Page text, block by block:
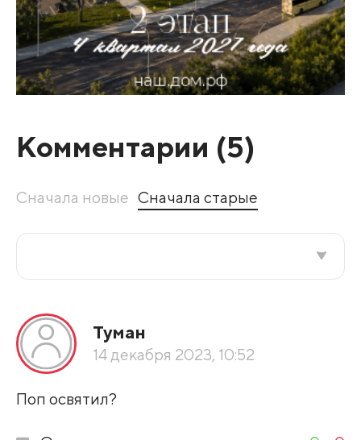
Комментарии (5)
Сначала новые Сначала старые
По рейтингу
Развернуть все
Туман
14 декабря 2023, 10:52
Поп освятил?